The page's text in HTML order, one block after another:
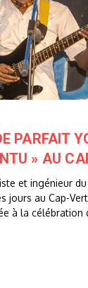
PARFAIT
» AU
et ingénieur
jours au Cap-
à la célébration